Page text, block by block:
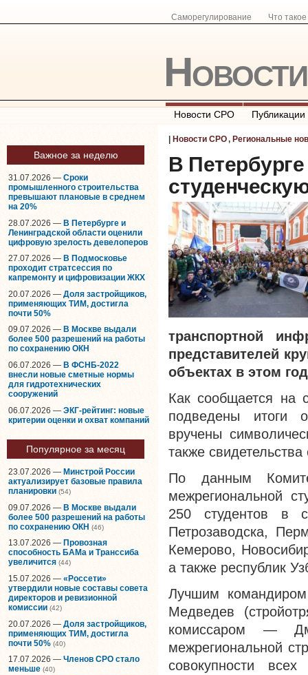
Саморегулирование Что
Новости СРО Публикации
Важное за неделю
31.07.2026 — Сроки
промышленного строительства
превышают плановые в среднем
на 20%
28.07.2026 — В Петербурге и
Ленинградской области оценили
цифровую зрелость девелоперов
27.07.2026 — В Подмосковье
проходит стратсессия по
капремонту и цифровизации ЖКХ
20.07.2026 — Доля застройщиков,
применяющих ТИМ, достигла
почти 50%
09.07.2026 — В Москве выдали
более 500 разрешений на работы
по сохранению ОКН
06.07.2026 — В ФСНБ-2022
внесли новые сметные нормы
для гидротехнических
сооружений
06.07.2026 — ЭКГ-рейтинг: новые
критерии оценки и охват компаний
Популярное за месяц
23.07.2026 — Минстрой России
актуализирует базовые правила
планировки (54)
09.07.2026 — В Москве выдали
более 500 разрешений на работы
по сохранению ОКН (46)
13.07.2026 — Провозная
способность БАМа и Транссиба
увеличится (44)
15.07.2026 — «Россети»
утвердили новые составы совета
директоров и ревизионной
комиссии (42)
20.07.2026 — Доля застройщиков,
применяющих ТИМ, достигла
почти 50% (40)
17.07.2026 — Членов СРО стало
меньше (40)
Новости СРО, Региональные
В
транспортной
представителей
объектах в этом
Как сообщается на
подведены итоги
вручены
также
По данным
межрегиональной
250 студентов в
Петрозаводска,
Кемерово,
а также республик
Лучшим
Медведев
комиссаром —
межрегиональной
совокупности